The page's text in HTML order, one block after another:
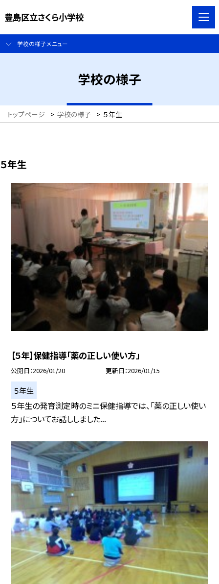
豊島区立さくら小学校
学校の様子メニュー
学校の様子
トップページ > 学校の様子 > ５年生
５年生
【５年】保健指導「薬の正しい使い方」
公開日 2026/01/20 更新日 2026/01/15
５年生
５年生の発育測定時のミニ保健指導では、「薬の正しい使い
方」についてお話ししました...